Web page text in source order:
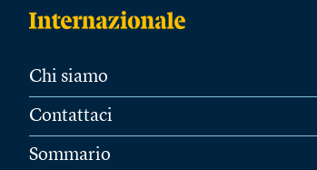
Chi siamo
Contattaci
Sommario